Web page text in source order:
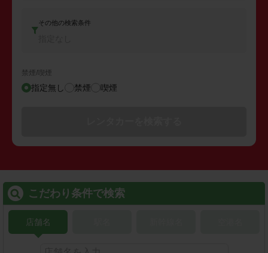
その他の検索条件
禁煙/喫煙
指定無し 禁煙 喫煙
こだわり条件で検索
店舗名